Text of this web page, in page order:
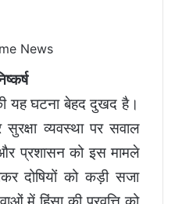
News
यह घटना बेहद दुखद है।
व्यवस्था पर सवाल
प्रशासन को इस मामले
दोषियों को कड़ी सजा